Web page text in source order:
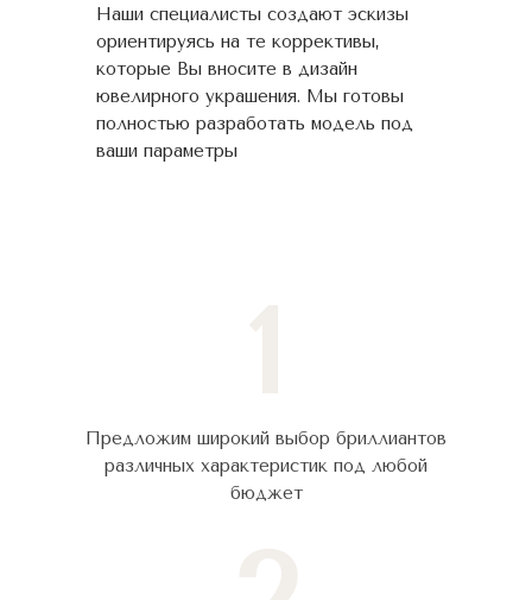
Наши специалисты создают эскизы
ориентируясь на те коррективы,
которые Вы вносите в дизайн
ювелирного украшения. Мы готовы
полностью разработать модель под
ваши параметры
Предложим широкий выбор бриллиантов
различных характеристик под любой
бюджет